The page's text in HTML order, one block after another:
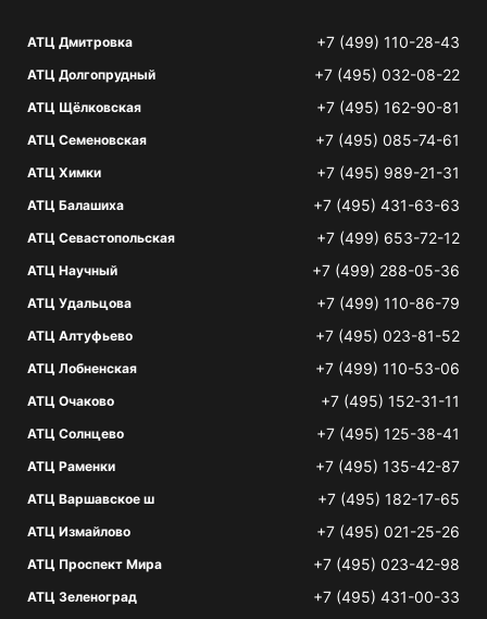
АТЦ Дмитровка +7 (499) 110-28-43
АТЦ Долгопрудный +7 (495) 032-08-22
АТЦ Щёлковская +7 (495) 162-90-81
АТЦ Семеновская +7 (495) 085-74-61
АТЦ Химки +7 (495) 989-21-31
АТЦ Балашиха +7 (495) 431-63-63
АТЦ Севастопольская +7 (499) 653-72-12
АТЦ Научный +7 (499) 288-05-36
АТЦ Удальцова +7 (499) 110-86-79
АТЦ Алтуфьево +7 (495) 023-81-52
АТЦ Лобненская +7 (499) 110-53-06
АТЦ Очаково +7 (495) 152-31-11
АТЦ Солнцево +7 (495) 125-38-41
АТЦ Раменки +7 (495) 135-42-87
АТЦ Варшавское ш +7 (495) 182-17-65
АТЦ Измайлово +7 (495) 021-25-26
АТЦ Проспект Мира +7 (495) 023-42-98
АТЦ Зеленоград +7 (495) 431-00-33